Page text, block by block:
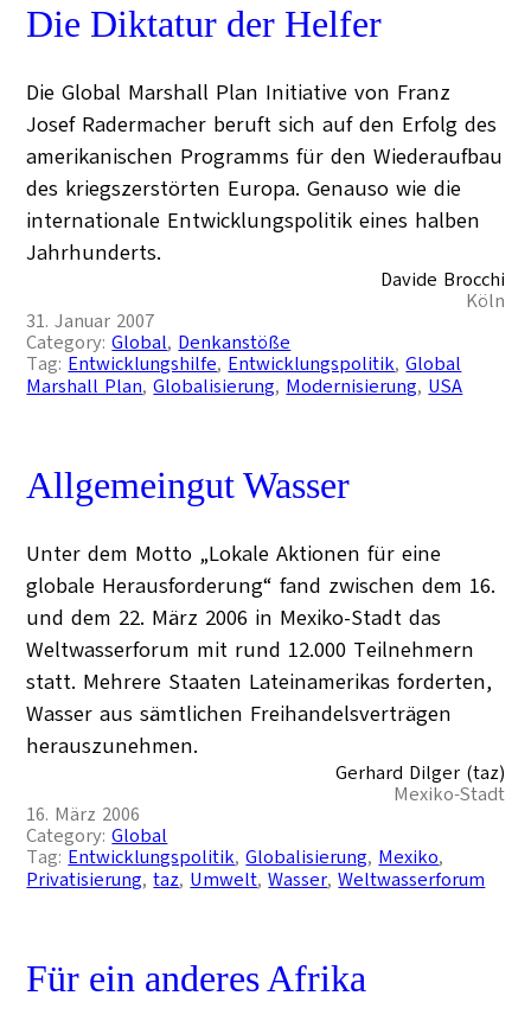
Die Diktatur der Helfer
Die Global Marshall Plan Initiative von Franz
Josef Radermacher beruft sich auf den Erfolg des
amerikanischen Programms für den Wiederaufbau
des kriegszerstörten Europa. Genauso wie die
internationale Entwicklungspolitik eines halben
Jahrhunderts.
Davide Brocchi
Köln
31. Januar 2007
Category:Global, Denkanstöße
Tag: Entwicklungshilfe, Entwicklungspolitik, Global
Marshall Plan, Globalisierung, Modernisierung, USA
Allgemeingut Wasser
Unter dem Motto „Lokale Aktionen für eine
globale Herausforderung“ fand zwischen dem 16.
und dem 22. März 2006 in Mexiko-Stadt das
Weltwasserforum mit rund 12.000 Teilnehmern
statt. Mehrere Staaten Lateinamerikas forderten,
Wasser aus sämtlichen Freihandelsverträgen
herauszunehmen.
Gerhard Dilger (taz)
Mexiko-Stadt
16. März 2006
Category:Global
Tag: Entwicklungspolitik, Globalisierung, Mexiko
Privatisierung, taz, Umwelt, Wasser, Weltwasserforum
Für ein anderes Afrika